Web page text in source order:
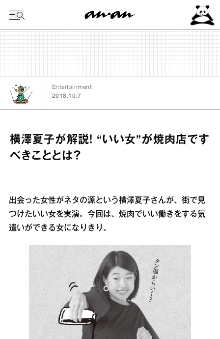
Entertainment
2018.10.7
横澤夏子が解説！ “いい女”が焼肉店です
べきこととは？
出会った女性がネタの源という横澤夏子さんが、街で見
つけたいい女を実演。今回は、焼肉でいい働きをする気
遣いができる女になりきり。